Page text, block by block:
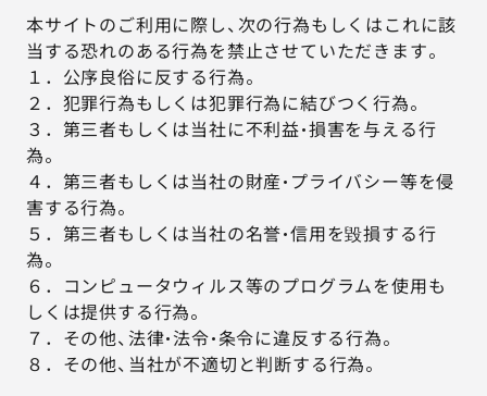
本サイトのご利用に際し、次の行為もしくはこれに該
当する恐れのある行為を禁止させていただきます。
１．公序良俗に反する行為。
２．犯罪行為もしくは犯罪行為に結びつく行為。
３．第三者もしくは当社に不利益・損害を与える行
為。
４．第三者もしくは当社の財産・プライバシー等を侵
害する行為。
５．第三者もしくは当社の名誉・信用を毀損する行
為。
６．コンピュータウィルス等のプログラムを使用も
しくは提供する行為。
７．その他、法律・法令・条令に違反する行為。
８．その他、当社が不適切と判断する行為。